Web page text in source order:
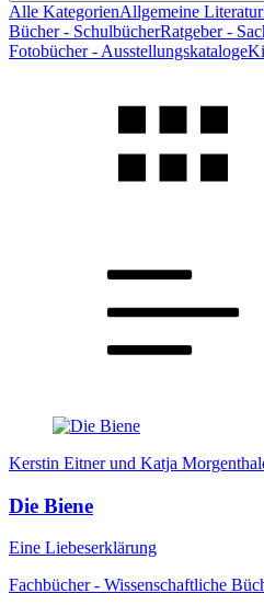
Alle KategorienAllgemeine Literatur
Bücher - SchulbücherRatgeber -
Fotobücher - Ausstellungskataloge
Kerstin Eitner und Katja
Die Biene
Eine Liebeserklärung
Fachbücher - Wissenschaftliche